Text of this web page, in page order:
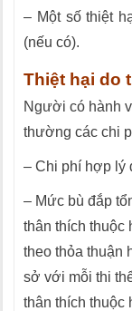
– Một số thiệt
(nếu có).
Thiệt hại do
Người có hành
thường các chi
– Chi phí hợp lý
– Mức bù đắp
thân thích thuộc
theo thỏa thuận
sở với mỗi thi
thân thích thuộc